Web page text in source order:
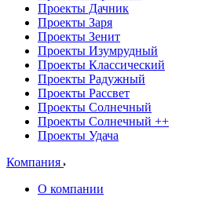
Проекты Дачник
Проекты Заря
Проекты Зенит
Проекты Изумрудный
Проекты Классический
Проекты Радужный
Проекты Рассвет
Проекты Солнечный
Проекты Солнечный ++
Проекты Удача
Компания
О компании